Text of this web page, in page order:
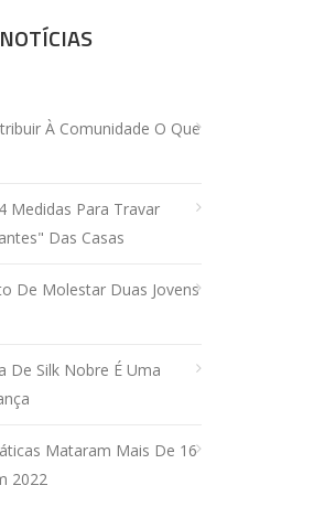
À Comunidade O Que
Medidas Para Travar
Das Casas
De Molestar Duas Jovens
De Silk Nobre É Uma
Mataram Mais De 16
2022